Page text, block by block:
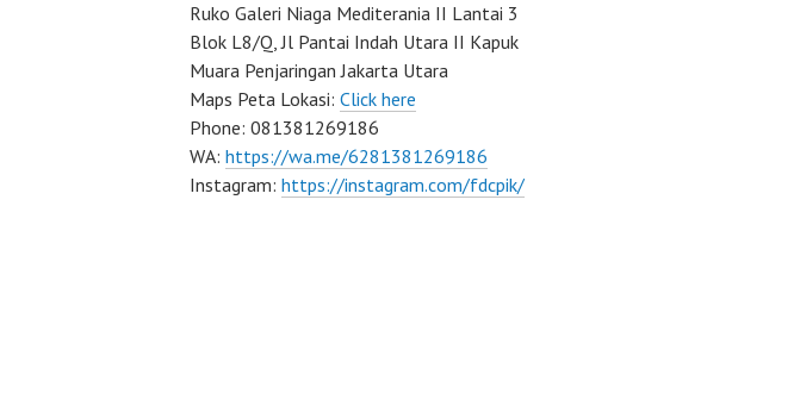
Ruko Galeri Niaga Mediterania II Lantai 3
Blok L8/Q, Jl Pantai Indah Utara II Kapuk
Muara Penjaringan Jakarta Utara
Maps Peta Lokasi: Click here
Phone: 081381269186
WA: https://wa.me/6281381269186
Instagram: https://instagram.com/fdcpik/